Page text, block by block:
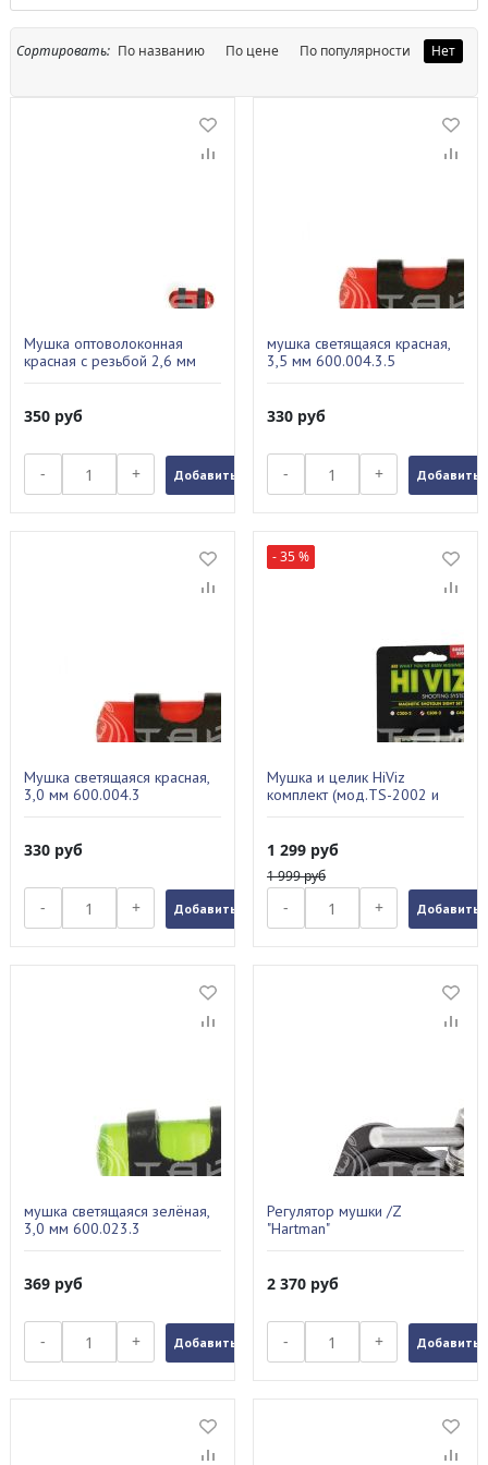
Сортировать: По названию По цене По популярности Нет
Мушка оптоволоконная
красная с резьбой 2,6 мм
350 руб
- + Добавить в заказ
мушка светящаяся красная,
3,5 мм 600.004.3.5
330 руб
- + Добавить
Мушка светящаяся красная,
3,0 мм 600.004.3
330 руб
- + Добавить в заказ
- 35 %
Мушка и целик HiViz
комплект (мод.TS-2002 и
1 299 руб
1 999руб
- + Добавить
мушка светящаяся зелёная,
3,0 мм 600.023.3
369 руб
- + Добавить в заказ
Регулятор мушки /Z
"Hartman"
2 370 руб
- + Добавить